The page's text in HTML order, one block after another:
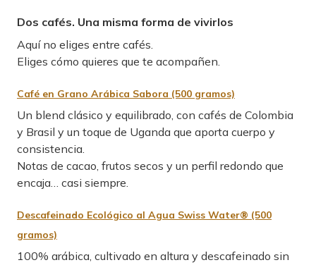
Dos cafés. Una misma forma de vivirlos
Aquí no eliges entre cafés.
Eliges cómo quieres que te acompañen.
Café en Grano Arábica Sabora (500 gramos)
Un blend clásico y equilibrado, con cafés de Colombia
y Brasil y un toque de Uganda que aporta cuerpo y
consistencia.
Notas de cacao, frutos secos y un perfil redondo que
encaja… casi siempre.
Descafeinado Ecológico al Agua Swiss Water® (500
gramos)
100% arábica, cultivado en altura y descafeinado sin